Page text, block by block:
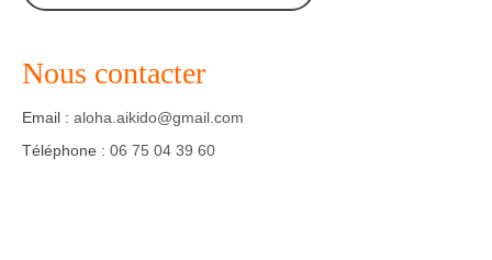
Inscription en ligne
Communication
Nous contacter
Email : aloha.aikido@gmail.com
Téléphone : 06 75 04 39 60